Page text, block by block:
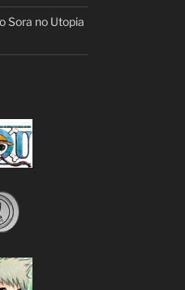
Sora no Utopia